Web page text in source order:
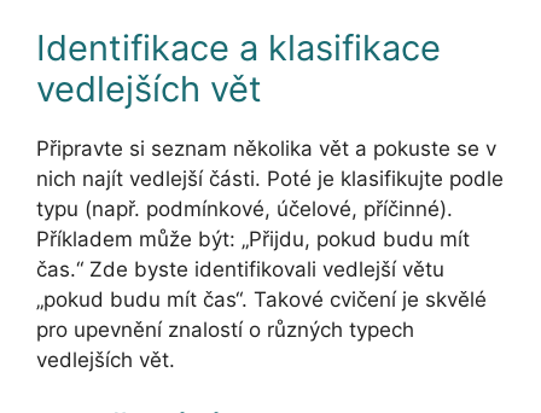
Identifikace a klasifikace
vedlejších vět
Připravte si seznam několika vět a pokuste se v
nich najít vedlejší části. Poté je klasifikujte podle
typu (např. podmínkové, účelové, příčinné).
Příkladem může být: „Přijdu, pokud budu mít
čas.“ Zde byste identifikovali vedlejší větu
„pokud budu mít čas“. Takové cvičení je skvělé
pro upevnění znalostí o různých typech
vedlejších vět.